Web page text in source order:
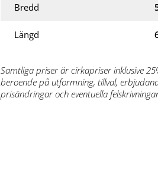
Bredd
Längd
Samtliga priser är cirkapriser inklusive
beroende på utformning, tillval,
prisändringar och eventuella